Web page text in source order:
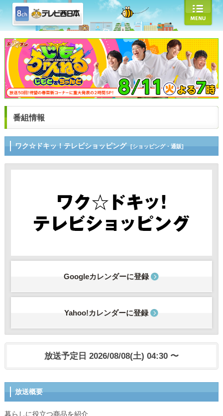
番組情報
ワク☆ドキッ！テレビショッピング [ショッピング・通販]
Googleカレンダーに登録
Yahoo!カレンダーに登録
放送予定日 2026/08/08(土) 04:30 〜
放送概要
暮らしに役立つ商品を紹介